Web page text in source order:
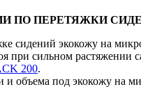
ПО ПЕРЕТЯЖКИ
сидений экокожу на
при сильном
200.
и объема под экокожу на